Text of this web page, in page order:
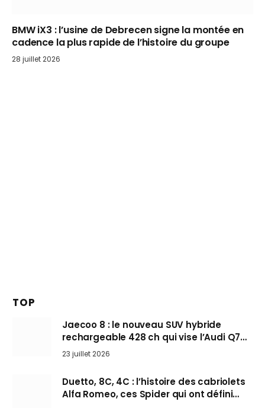
BMW iX3 : l’usine de Debrecen signe la montée en
cadence la plus rapide de l’histoire du groupe
28 juillet 2026
TOP
Jaecoo 8 : le nouveau SUV hybride
rechargeable 428 ch qui vise l’Audi Q7
arrive en Europe cet automne
23 juillet 2026
Duetto, 8C, 4C : l’histoire des cabriolets
Alfa Romeo, ces Spider qui ont défini